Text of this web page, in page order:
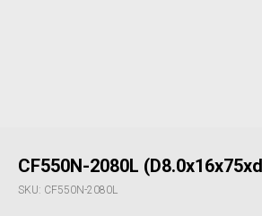
CF550N-2080L
SKU: CF550N-2080L